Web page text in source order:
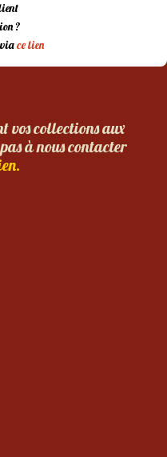
?
ce lien
vos collections aux
à nous contacter